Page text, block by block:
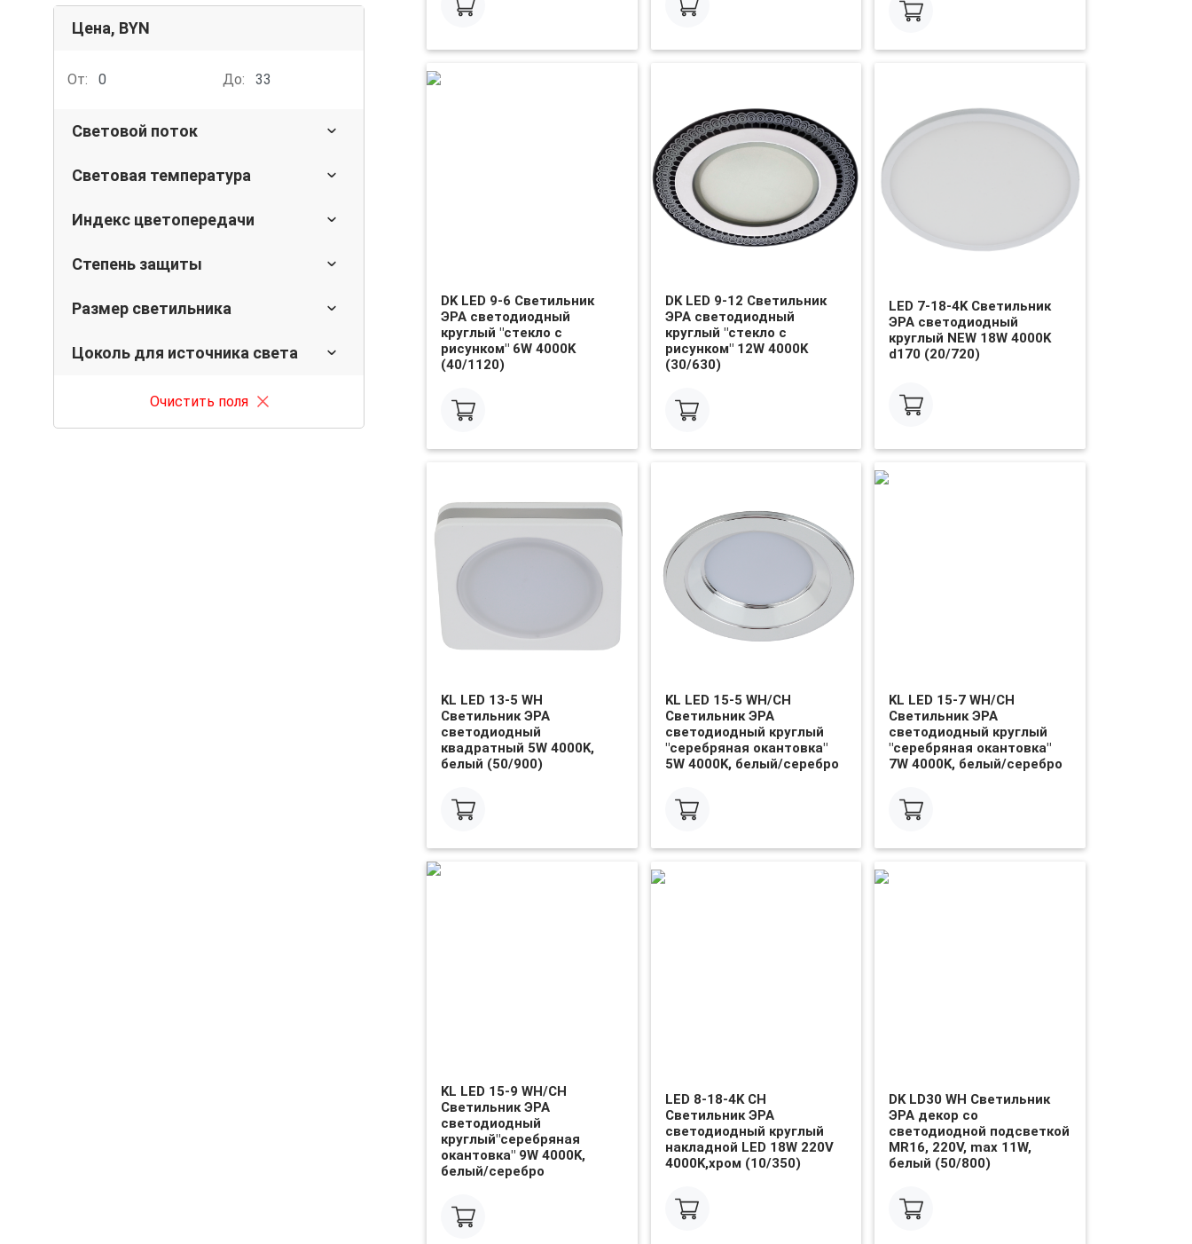
Цена, BYN
От: До:
Световой поток
Световая температура
Индекс цветопередачи
Степень защиты
Размер светильника
Цоколь для источника света
Очистить поля
DK LED 9-6 Светильник
ЭРА светодиодный
круглый "стекло с
рисунком" 6W 4000K
(40/1120)
DK LED 9-12 Светильник
ЭРА светодиодный
круглый "стекло с
рисунком" 12W 4000K
(30/630)
LED 7-18-4K Светильник
ЭРА светодиодный
круглый NEW 18W 4000K
d170 (20/720)
KL LED 13-5 WH
Светильник ЭРА
светодиодный
квадратный 5W 4000K,
белый (50/900)
KL LED 15-5 WH/CH
Светильник ЭРА
светодиодный круглый
"серебряная окантовка"
5W 4000K, белый/серебро
KL LED 15-7 WH/CH
Светильник ЭРА
светодиодный круглый
"серебряная окантовка"
7W 4000K, белый/серебро
KL LED 15-9 WH/CH
Светильник ЭРА
светодиодный
круглый"серебряная
окантовка" 9W 4000K,
белый/серебро
LED 8-18-4K CH
Светильник ЭРА
светодиодный круглый
накладной LED 18W 220V
4000K,хром (10/350)
DK LD30 WH Светильник
ЭРА декор cо
светодиодной подсветкой
MR16, 220V, max 11W,
белый (50/800)